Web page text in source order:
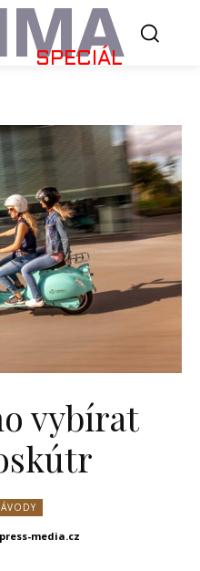
SPECIÁL
vybírat
media.cz